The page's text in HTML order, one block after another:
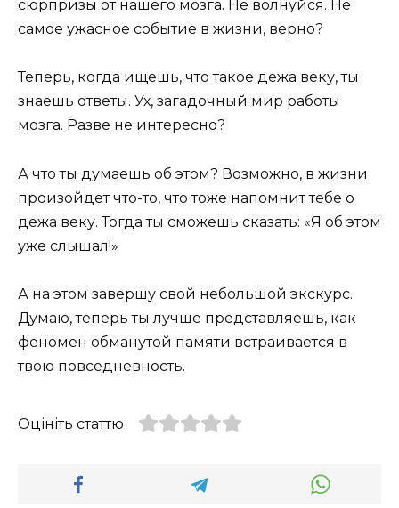
сюрпризы от нашего мозга. Не волнуйся. Не
самое ужасное событие в жизни, верно?
Теперь, когда ищешь, что такое дежа веку, ты
знаешь ответы. Ух, загадочный мир работы
мозга. Разве не интересно?
А что ты думаешь об этом? Возможно, в жизни
произойдет что-то, что тоже напомнит тебе о
дежа веку. Тогда ты сможешь сказать: «Я об этом
уже слышал!»
А на этом завершу свой небольшой экскурс.
Думаю, теперь ты лучше представляешь, как
феномен обманутой памяти встраивается в
твою повседневность.
Оцініть статтю